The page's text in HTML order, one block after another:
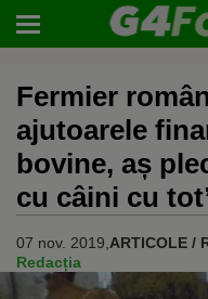
Fermier
ajutoarele
bovine, aș
cu câini cu
07 nov. 2019, ARTICOLE /
Redacția